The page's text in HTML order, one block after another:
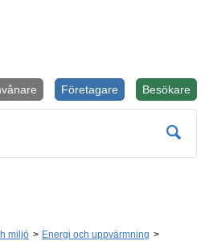
Besökare
Företagare
miljö
Energi och uppvärmning